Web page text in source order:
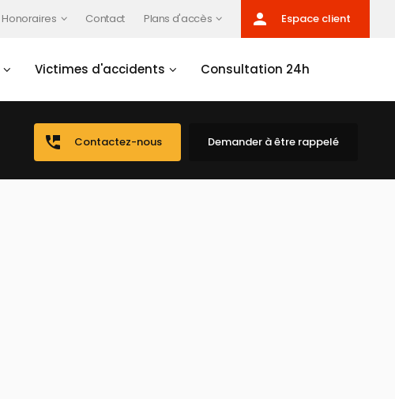
Honoraires Contact Plans d'accès person Espace client
Victimes d'accidents Consultation 24h
perm_phone_msg Contactez-nous Demander à être rappelé